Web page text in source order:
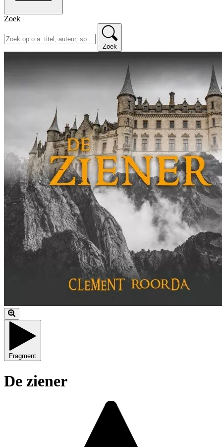
Zoek
Zoek
Fragment
De ziener